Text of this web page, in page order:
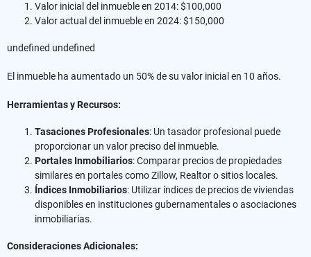
Valor inicial del inmueble en 2014: $100,000
Valor actual del inmueble en 2024: $150,000
undefined undefined
El inmueble ha aumentado un 50% de su valor inicial en 10 años.
Herramientas y Recursos:
Tasaciones Profesionales: Un tasador profesional puede
proporcionar un valor preciso del inmueble.
Portales Inmobiliarios: Comparar precios de propiedades
similares en portales como Zillow, Realtor o sitios locales.
Índices Inmobiliarios: Utilizar índices de precios de viviendas
disponibles en instituciones gubernamentales o asociaciones
inmobiliarias.
Consideraciones Adicionales: